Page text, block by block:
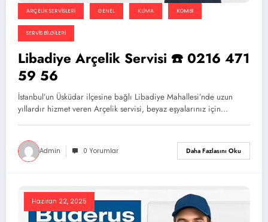
ARÇELIK SERVISLERI GENEL KLIMA KOMBI
SERVIS BILGILERI
Libadiye Arçelik Servisi ☎️ 0216 471
59 56
İstanbul’un Üsküdar ilçesine bağlı Libadiye Mahallesi’nde uzun
yıllardır hizmet veren Arçelik servisi, beyaz eşyalarınız için…
Admin 0 Yorumlar Daha Fazlasını Oku
Haziran 22, 2025